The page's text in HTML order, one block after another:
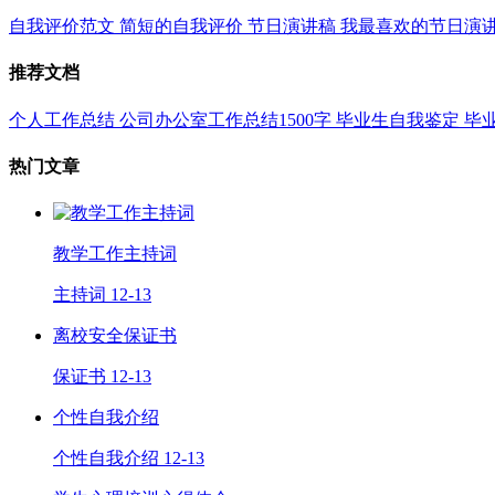
自我评价范文 简短的自我评价 节日演讲稿 我最喜欢的节日演
推荐文档
个人工作总结 公司办公室工作总结1500字 毕业生自我鉴定 毕
热门文章
教学工作主持词
主持词 12-13
离校安全保证书
保证书 12-13
个性自我介绍
个性自我介绍 12-13